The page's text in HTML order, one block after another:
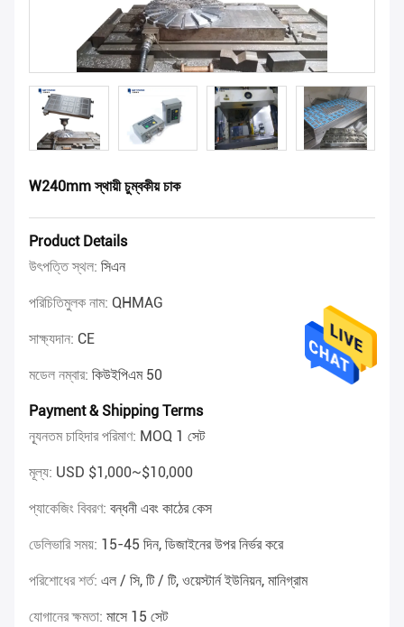
W240mm স্থায়ী চুম্বকীয় চাক
Product Details
উৎপত্তি স্থল: সিএন
পরিচিতিমুলক নাম: QHMAG
সাক্ষ্যদান: CE
মডেল নম্বার: কিউইপিএম 50
Payment & Shipping Terms
ন্যূনতম চাহিদার পরিমাণ: MOQ 1 সেট
মূল্য: USD $1,000~$10,000
প্যাকেজিং বিবরণ: বন্ধনী এবং কাঠের কেস
ডেলিভারি সময়: 15-45 দিন, ডিজাইনের উপর নির্ভর করে
পরিশোধের শর্ত: এল / সি, টি / টি, ওয়েস্টার্ন ইউনিয়ন, মানিগ্রাম
যোগানের ক্ষমতা: মাসে 15 সেট